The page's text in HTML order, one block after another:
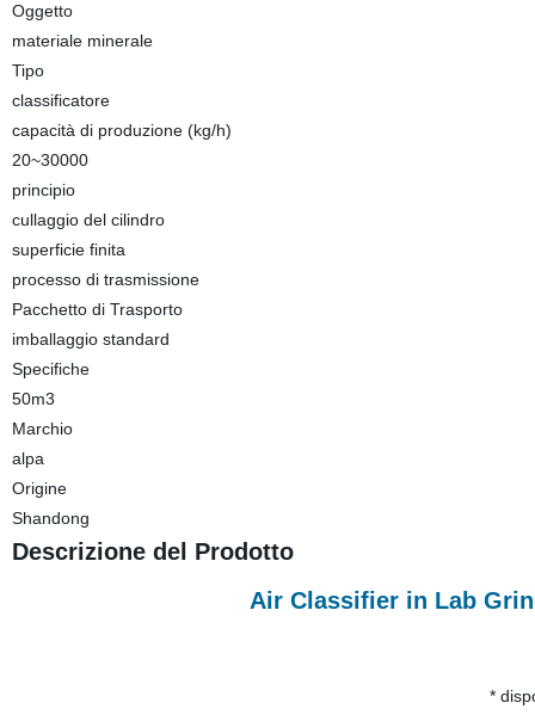
Oggetto
materiale minerale
Tipo
classificatore
capacità di produzione (kg/h)
20~30000
principio
cullaggio del cilindro
superficie finita
processo di trasmissione
Pacchetto di Trasporto
imballaggio standard
Specifiche
50m3
Marchio
alpa
Origine
Shandong
Descrizione del Prodotto
Air Classifier in Lab
*